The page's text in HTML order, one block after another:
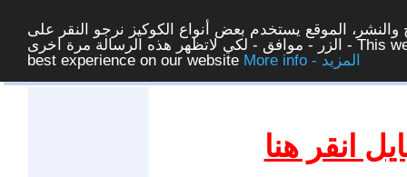
الموقع يستخدم بعض أنواع الكوكيز نرجو النقر على
الزر - موافق - لكي لاتظهر هذه الرسالة مرة اخرى - This website uses cookies to ensure you get the
best experience on our website
More info - المزيد
غلق
انقر هنا